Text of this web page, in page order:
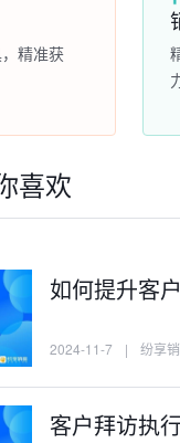
精准获
喜欢
如何提升客
2024-11-7 | 纷享
客户拜访执